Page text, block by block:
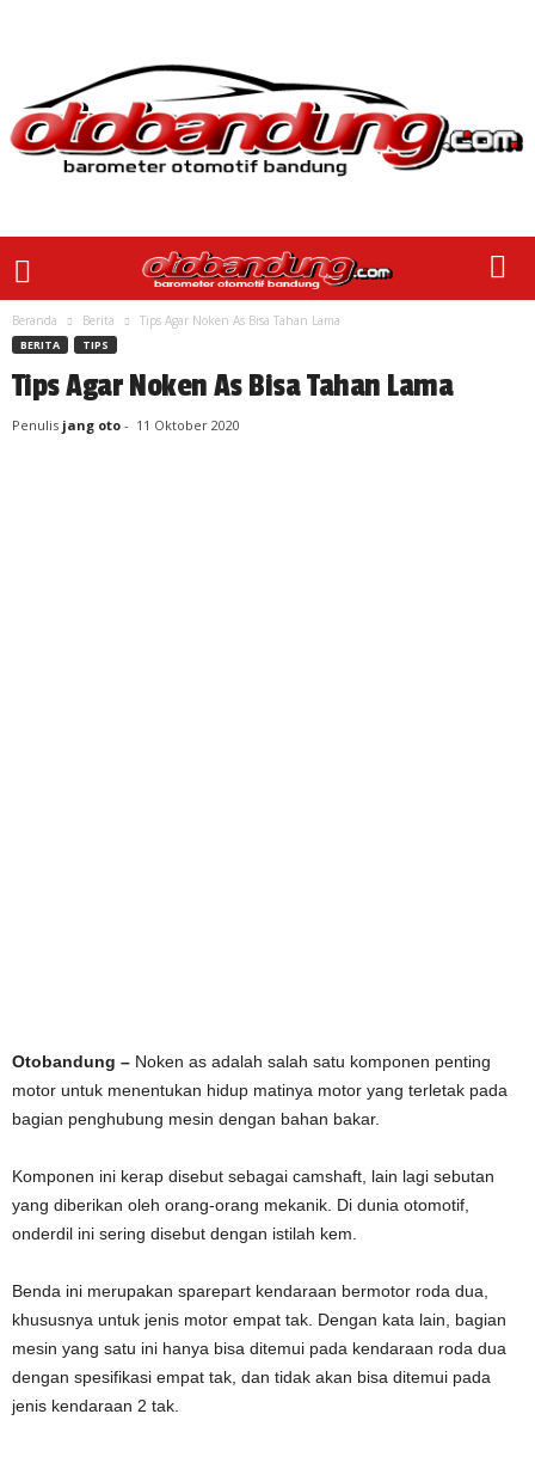
Beranda Berita Tips Agar Noken As Bisa Tahan Lama
BERITA TIPS
Tips Agar Noken As Bisa Tahan Lama
Penulis jang oto - 11 Oktober 2020
Otobandung – Noken as adalah salah satu komponen penting
motor untuk menentukan hidup matinya motor yang terletak pada
bagian penghubung mesin dengan bahan bakar.
Komponen ini kerap disebut sebagai camshaft, lain lagi sebutan
yang diberikan oleh orang-orang mekanik. Di dunia otomotif,
onderdil ini sering disebut dengan istilah kem.
Benda ini merupakan sparepart kendaraan bermotor roda dua,
khususnya untuk jenis motor empat tak. Dengan kata lain, bagian
mesin yang satu ini hanya bisa ditemui pada kendaraan roda dua
dengan spesifikasi empat tak, dan tidak akan bisa ditemui pada
jenis kendaraan 2 tak.